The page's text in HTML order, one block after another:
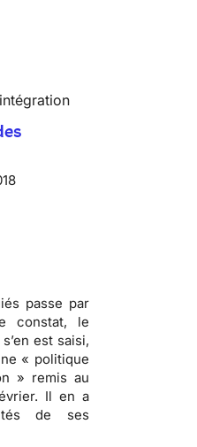
passe par
constat, le
est saisi,
« politique
» remis au
Il en a
de ses